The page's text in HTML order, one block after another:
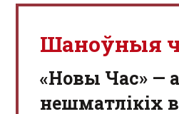
Шаноўныя
«Новы Час» —
нешматлікіх